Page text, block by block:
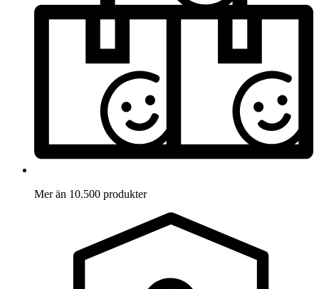
Mer än 10.500 produkter